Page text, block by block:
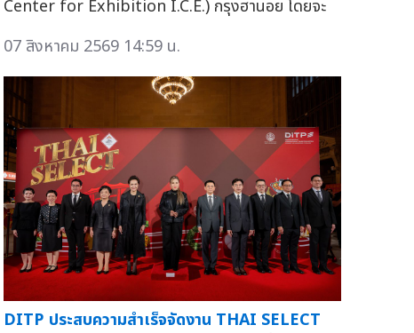
Center for Exhibition I.C.E.) กรุงฮานอย โดยจะ
07 สิงหาคม 2569 14:59 น.
DITP ประสบความสำเร็จจัดงาน THAI SELECT